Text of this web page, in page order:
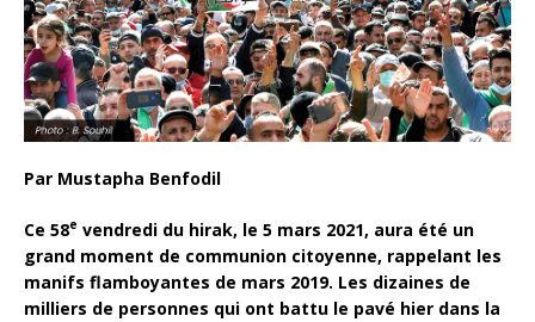
Par Mustapha Benfodil
Ce 58e vendredi du hirak, le 5 mars 2021, aura été un
grand moment de communion citoyenne, rappelant les
manifs flamboyantes de mars 2019. Les dizaines de
milliers de personnes qui ont battu le pavé hier dans la